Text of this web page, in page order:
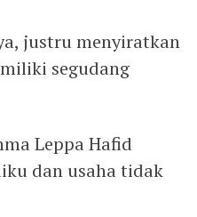
justru menyiratkan
segudang
Leppa Hafid
dan usaha tidak